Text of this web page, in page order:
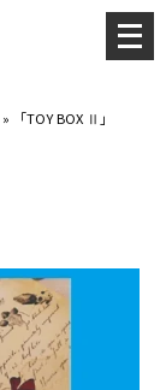
» 「TOY BOX Ⅱ」
メ
ニ